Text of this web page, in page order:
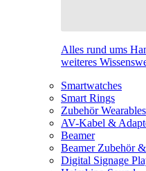
Alles rund ums
weiteres
Smartwatches
Smart Rings
Zubehör Wearables
AV-Kabel &
Beamer
Beamer Zubehör
Digital Signage